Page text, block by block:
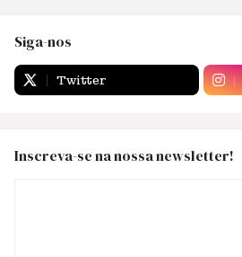
Siga-nos
Twitter
Inscreva-se na nossa newsletter!